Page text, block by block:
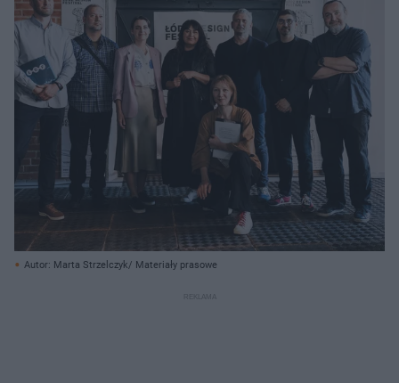
Autor: Marta Strzelczyk/ Materiały prasowe